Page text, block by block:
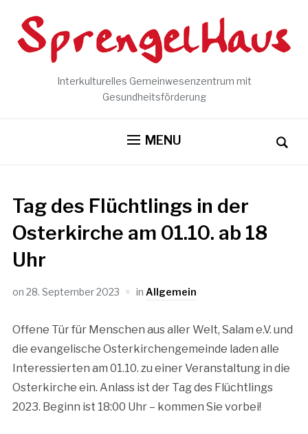
Interkulturelles Gemeinwesenzentrum mit
Gesundheitsförderung
MENU
Tag des Flüchtlings in der
Osterkirche am 01.10. ab 18
Uhr
on 28. September 2023 in Allgemein
Offene Tür für Menschen aus aller Welt, Salam e.V. und
die evangelische Osterkirchengemeinde laden alle
Interessierten am 01.10. zu einer Veranstaltung in die
Osterkirche ein. Anlass ist der Tag des Flüchtlings
2023. Beginn ist 18:00 Uhr – kommen Sie vorbei!